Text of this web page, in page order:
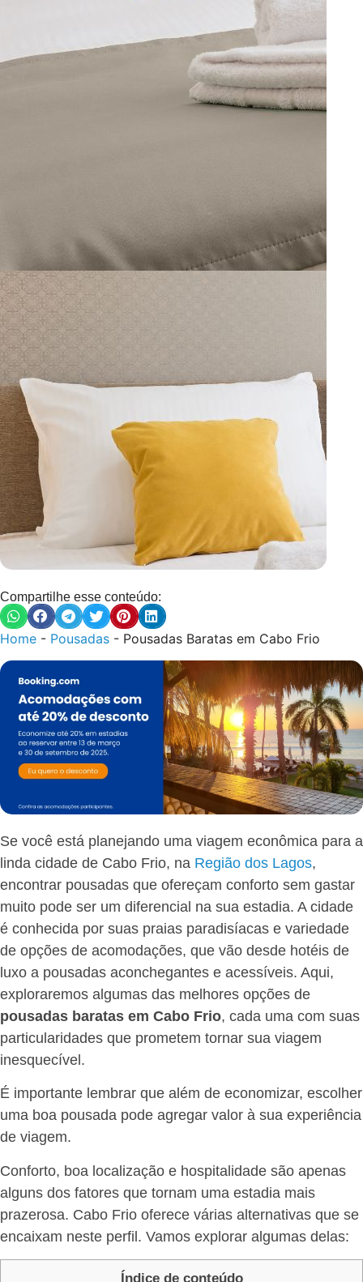
Compartilhe esse conteúdo:
Home - Pousadas - Pousadas Baratas em Cabo Frio
Se você está planejando uma viagem econômica para a
linda cidade de Cabo Frio, na Região dos Lagos,
encontrar pousadas que ofereçam conforto sem gastar
muito pode ser um diferencial na sua estadia. A cidade
é conhecida por suas praias paradisíacas e variedade
de opções de acomodações, que vão desde hotéis de
luxo a pousadas aconchegantes e acessíveis. Aqui,
exploraremos algumas das melhores opções de
pousadas baratas em Cabo Frio, cada uma com suas
particularidades que prometem tornar sua viagem
inesquecível.
É importante lembrar que além de economizar, escolher
uma boa pousada pode agregar valor à sua experiência
de viagem.
Conforto, boa localização e hospitalidade são apenas
alguns dos fatores que tornam uma estadia mais
prazerosa. Cabo Frio oferece várias alternativas que se
encaixam neste perfil. Vamos explorar algumas delas:
Índice de conteúdo